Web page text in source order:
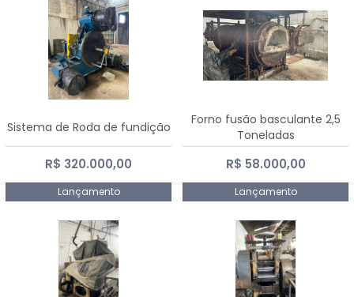
Sistema de Roda de fundição
R$ 320.000,00
Lançamento
Forno fusão basculante 2,5
Toneladas
R$ 58.000,00
Lançamento